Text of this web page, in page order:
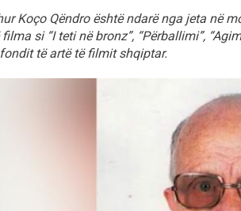
Koço Qëndro është ndarë nga jeta në
si “I teti në bronz”, “Përballimi”,
të artë të filmit shqiptar.